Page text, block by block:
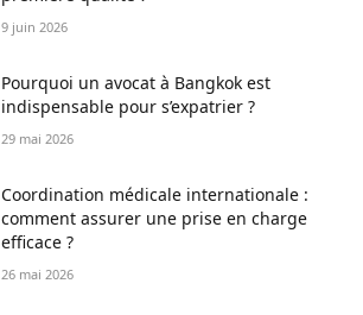
9 juin 2026
Pourquoi un avocat à Bangkok est
indispensable pour s’expatrier ?
29 mai 2026
Coordination médicale internationale :
comment assurer une prise en charge
efficace ?
26 mai 2026